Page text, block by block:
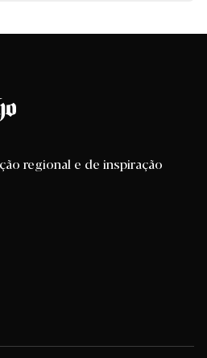
regional e de inspiração